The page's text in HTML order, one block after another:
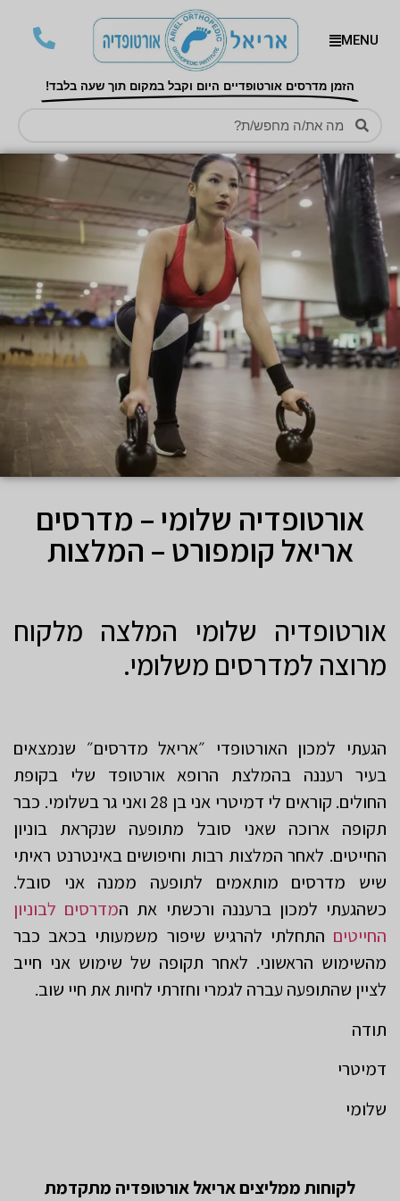
MENU
הזמן מדרסים אורטופדיים היום וקבל במקום תוך שעה בלבד!
אורטופדיה שלומי – מדרסים
אריאל קומפורט – המלצות
אורטופדיה שלומי המלצה מלקוח
מרוצה למדרסים משלומי.
הגעתי למכון האורטופדי ״אריאל מדרסים״ שנמצאים
בעיר רעננה בהמלצת הרופא אורטופד שלי בקופת
החולים. קוראים לי דמיטרי אני בן 28 ואני גר בשלומי. כבר
תקופה ארוכה שאני סובל מתופעה שנקראת בוניון
החייטים. לאחר המלצות רבות וחיפושים באינטרנט ראיתי
שיש מדרסים מותאמים לתופעה ממנה אני סובל.
כשהגעתי למכון ברעננה ורכשתי את המדרסים לבוניון
החייטים התחלתי להרגיש שיפור משמעותי בכאב כבר
מהשימוש הראשוני. לאחר תקופה של שימוש אני חייב
לציין שהתופעה עברה לגמרי וחזרתי לחיות את חיי שוב.
תודה
דמיטרי
שלומי
לקוחות ממליצים אריאל אורטופדיה מתקדמת